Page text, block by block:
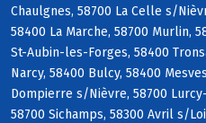
Chaulgnes, 58700 La Celle s/
58400 La Marche, 58700 Murlin,
St-Aubin-les-Forges, 58400
Narcy, 58400 Bulcy, 58400
Dompierre s/Nièvre, 58700
58700 Sichamps, 58300 Avril s/